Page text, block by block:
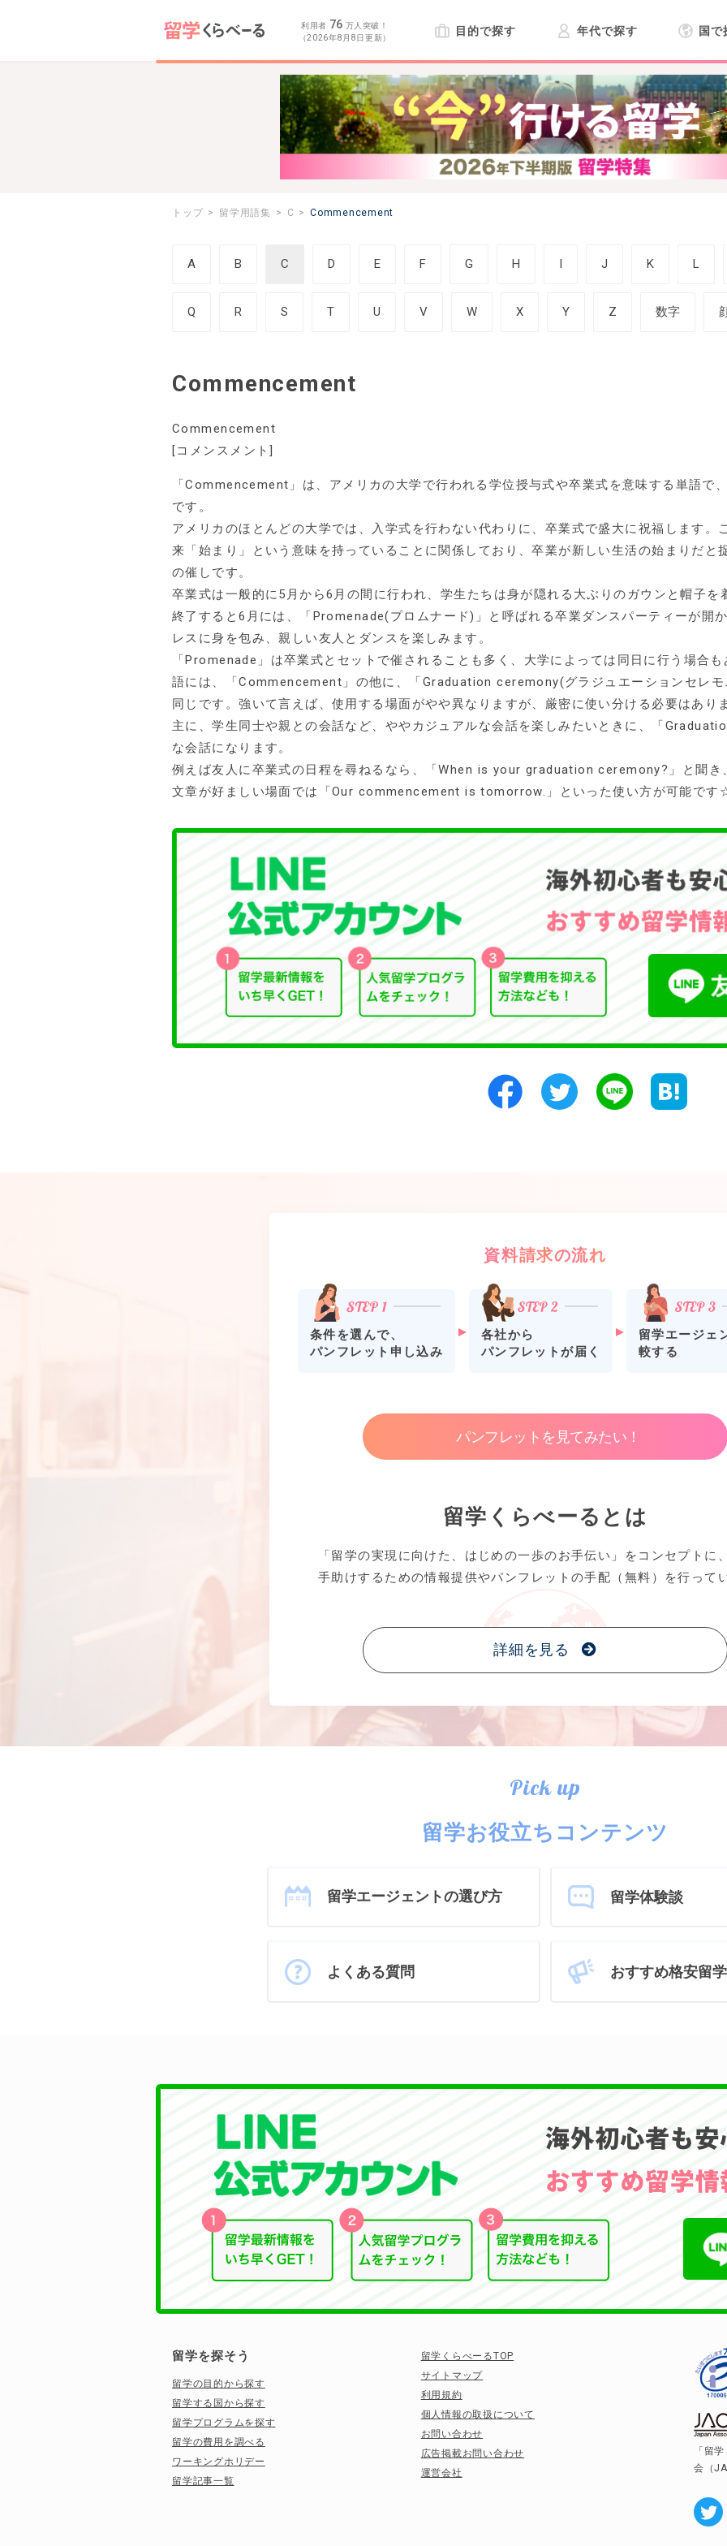
利用者 76 万人突破！
（2026年8月8日更新）
目的で探す 年代で探す 国で
トップ 留学用語集 C Commencement
A B C D E F G H I J K L
Q R S T U V W X Y Z 数字
Commencement
Commencement
[コメンスメント]
「Commencement」は、アメリカの大学で行われる学位授与式や卒業式を意味する単語で
です。
アメリカのほとんどの大学では、入学式を行わない代わりに、卒業式で盛大に祝福します
来「始まり」という意味を持っていることに関係しており、卒業が新しい生活の始まりだと
の催しです。
卒業式は一般的に5月から6月の間に行われ、学生たちは身が隠れる大ぶりのガウンと帽子を
終了すると6月には、「Promenade(プロムナード)」と呼ばれる卒業ダンスパーティーが開
レスに身を包み、親しい友人とダンスを楽しみます。
「Promenade」は卒業式とセットで催されることも多く、大学によっては同日に行う場合
語には、「Commencement」の他に、「Graduation ceremony(グラジュエーションセレ
同じです。強いて言えば、使用する場面がやや異なりますが、厳密に使い分ける必要はあり
主に、学生同士や親との会話など、ややカジュアルな会話を楽しみたいときに、「
な会話になります。
例えば友人に卒業式の日程を尋ねるなら、「When is your graduation ceremony?」と聞き
文章が好ましい場面では「Our commencement is tomorrow.」といった使い方が可能で
資料請求の流れ
条件を選んで、
パンフレット申し込み
各社から
パンフレットが届く
留学エージェ
較する
パンフレットを見てみたい！
留学くらべーるとは
「留学の実現に向けた、はじめの一歩のお手伝い」をコンセプトに
手助けするための情報提供やパンフレットの手配（無料）を行って
詳細を見る
Pick up
留学お役立ちコンテンツ
留学エージェントの選び方 留学体験談
よくある質問 おすすめ格安留学
留学を探そう
留学の目的から探す
留学する国から探す
留学プログラムを探す
留学の費用を調べる
ワーキングホリデー
留学記事一覧
留学くらべーるTOP
サイトマップ
利用規約
個人情報の取扱について
お問い合わせ
広告掲載お問い合わせ
運営会社
「留
会（